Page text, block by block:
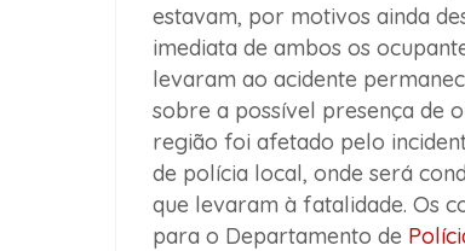
estavam, por motivos ainda
imediata de ambos os
levaram ao acidente
sobre a possível presença de
região foi afetado pelo
de polícia local, onde será
que levaram à fatalidade. Os
para o Departamento de